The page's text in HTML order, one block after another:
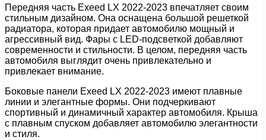
Передняя часть Exeed LX 2022-2023 впечатляет своим
стильным дизайном. Она оснащена большой решеткой
радиатора, которая придает автомобилю мощный и
агрессивный вид. Фары с LED-подсветкой добавляют
современности и стильности. В целом, передняя часть
автомобиля выглядит очень привлекательно и
привлекает внимание.
Боковые панели Exeed LX 2022-2023 имеют плавные
линии и элегантные формы. Они подчеркивают
спортивный и динамичный характер автомобиля. Крыша
с плавным спуском добавляет автомобилю элегантности
и стиля.